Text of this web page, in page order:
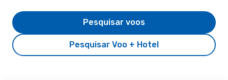
Pesquisar Voo + Hotel
Pesquisar voos